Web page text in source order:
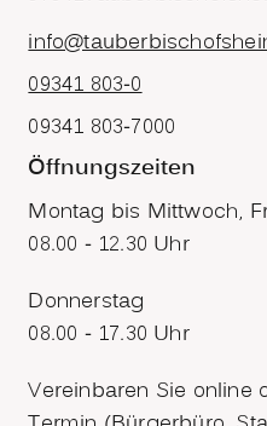
09341 803-0
09341 803-7000
Öffnungszeiten
Montag bis Mittwoch,
08.00 - 12.30 Uhr
Donnerstag
08.00 - 17.30 Uhr
Vereinbaren Sie online